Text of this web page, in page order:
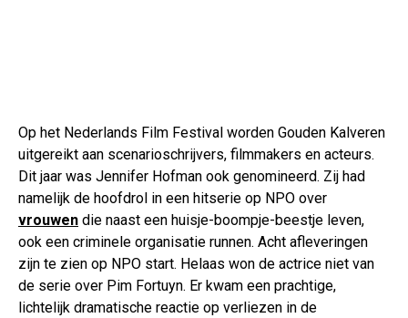
Op het Nederlands Film Festival worden Gouden Kalveren
uitgereikt aan scenarioschrijvers, filmmakers en acteurs.
Dit jaar was Jennifer Hofman ook genomineerd. Zij had
namelijk de hoofdrol in een hitserie op NPO over
vrouwen die naast een huisje-boompje-beestje leven,
ook een criminele organisatie runnen. Acht afleveringen
zijn te zien op NPO start. Helaas won de actrice niet van
de serie over Pim Fortuyn. Er kwam een prachtige,
lichtelijk dramatische reactie op verliezen in de